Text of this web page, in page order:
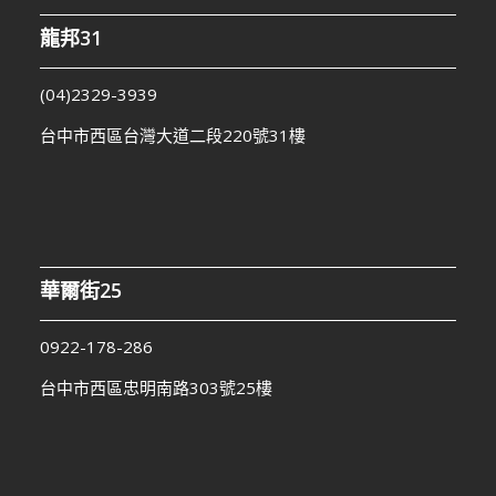
龍邦31
(04)2329-3939
台中市西區台灣大道二段220號31樓
華爾街25
0922-178-286
台中市西區忠明南路303號25樓